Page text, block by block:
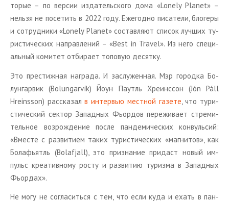
то­рые – по вер­сии из­да­тель­ско­го дома «Lonely Planet» –
нель­зя не по­се­тить в 2022 году. Еже­год­но пи­са­те­ли, бло­ге­ры
и со­труд­ни­ки «Lonely Planet» со­став­ля­ют спи­сок луч­ших ту­
ри­сти­че­ских на­прав­ле­ний – «Best in Travel». Из него спе­ци­
аль­ный ко­ми­тет от­би­ра­ет то­по­вую де­сят­ку.
Это пре­стиж­ная на­гра­да. И за­слу­жен­ная. Мэр го­род­ка Бо­
лун­гар­вик (Bolungarvík) Йоун Па­утль Хре­инссон (Jón Páll
Hreinsson) рас­ска­залв ин­тер­вью мест­ной га­зе­те , что ту­ри­
сти­че­ский сек­тор За­пад­ных Фьор­дов пе­ре­жи­ва­ет стре­ми­
тель­ное воз­рож­де­ние после пан­де­ми­че­ских кон­вуль­сий:
«Вме­сте с раз­ви­ти­ем таких ту­ри­сти­че­ских «маг­ни­тов», как
Бо­ла­фьятль (Bolafjall), это при­зна­ние при­даст новый им­
пульс кре­а­тив­но­му росту и раз­ви­тию ту­риз­ма в За­пад­ных
Фьор­дах».
Не могу не со­гла­сить­ся с тем, что если куда и ехать в пан­